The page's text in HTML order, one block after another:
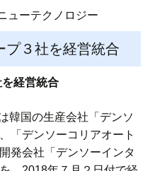
ューテクノロジー
プ３社を経営統合
経営統合
韓国の生産会社「デンソ
「デンソーコリアオート
発会社「デンソーインタ